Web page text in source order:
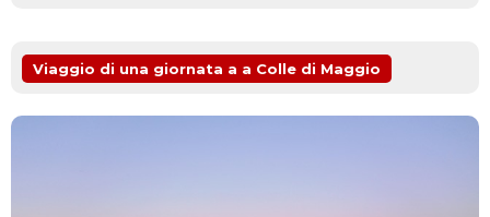
Viaggio di una giornata a a Colle di Maggio